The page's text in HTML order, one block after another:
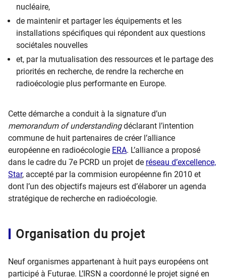
nucléaire,
de maintenir et partager les équipements et les
installations spécifiques qui répondent aux questions
sociétales nouvelles
et, par la mutualisation des ressources et le partage des
priorités en recherche, de rendre la recherche en
radioécologie plus performante en Europe.
Cette démarche a conduit à la signature d’un
memorandum of understandingdéclarant l’intention
commune de huit partenaires de créer l’alliance
européenne en radioécologie ERA. L’alliance a proposé
dans le cadre du 7e PCRD un projet de réseau d’excellence,
Star, accepté par la commision européenne fin 2010 et
dont l’un des objectifs majeurs est d’élaborer un agenda
stratégique de recherche en radioécologie.
Organisation du projet
Neuf organismes appartenant à huit pays européens ont
participé à Futurae. L’IRSN a coordonné le projet signé en